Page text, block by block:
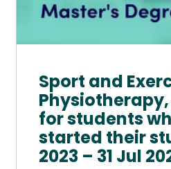
Sport and
for students
started their
2023 – 31 Jul